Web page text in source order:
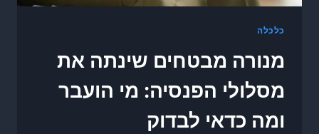
כלכלה
מנורה מבטחים שינתה את
מסלולי הפנסיה: מי הועבר
ומה כדאי לבדוק